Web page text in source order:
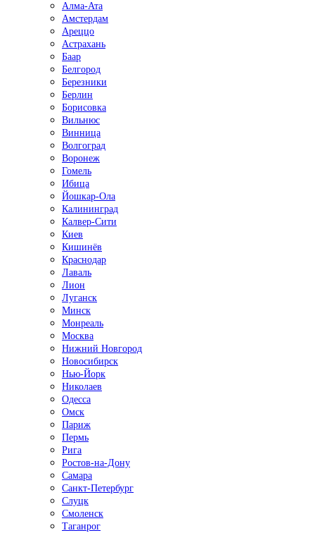
Алма-Ата
Амстердам
Ареццо
Астрахань
Баар
Белгород
Березники
Берлин
Борисовка
Вильнюс
Винница
Волгоград
Воронеж
Гомель
Ибица
Йошкар-Ола
Калининград
Калвер-Сити
Киев
Кишинёв
Краснодар
Лаваль
Лион
Луганск
Минск
Монреаль
Москва
Нижний Новгород
Новосибирск
Нью-Йорк
Николаев
Одесса
Омск
Париж
Пермь
Рига
Ростов-на-Дону
Самара
Санкт-Петербург
Слуцк
Смоленск
Таганрог